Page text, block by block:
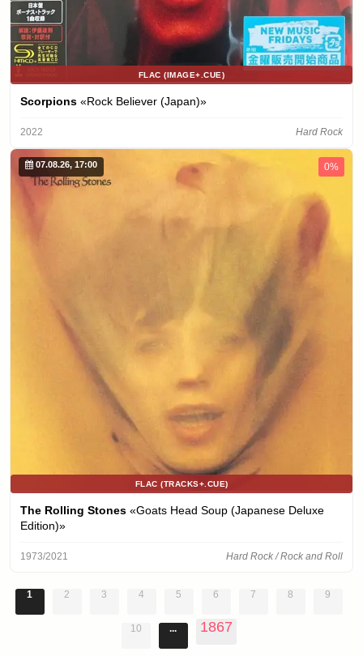
FLAC (IMAGE+.CUE)
Scorpions «Rock Believer (Japan)»
2022 Hard Rock
07.08.26, 17:00 0%
FLAC (TRACKS+.CUE)
The Rolling Stones «Goats Head Soup (Japanese Deluxe
Edition)»
1973/2021 Hard Rock / Rock and Roll
1 2 3 4 5 6 7 8 9
10 ... 1867